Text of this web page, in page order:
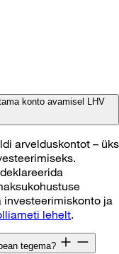
konto avamisel LHV
arvelduskontot – üks
investeerimiskonto ja
lehelt.
tegema?